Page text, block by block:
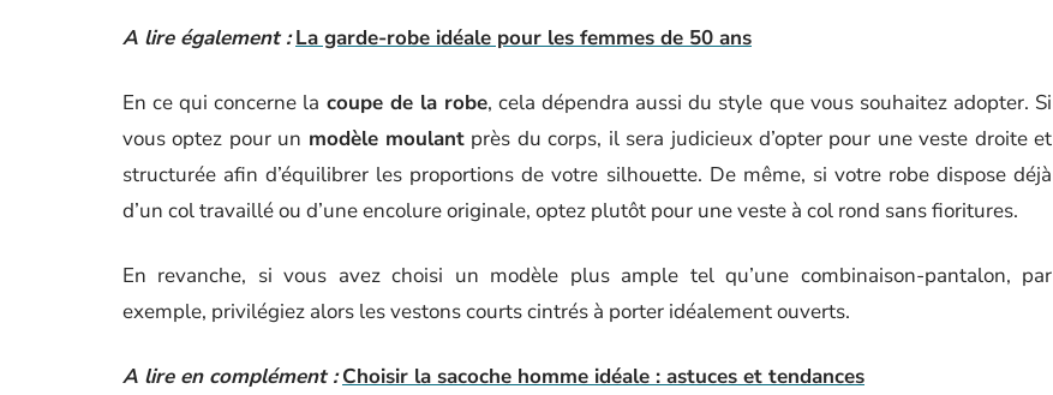
A lire également : La garde-robe idéale pour les femmes de 50 ans
En ce qui concerne la coupe de la robe, cela dépendra aussi du style que vous souhaitez adopter. Si
vous optez pour un modèle moulant près du corps, il sera judicieux d’opter pour une veste droite et
structurée afin d’équilibrer les proportions de votre silhouette. De même, si votre robe dispose déjà
d’un col travaillé ou d’une encolure originale, optez plutôt pour une veste à col rond sans fioritures.
En revanche, si vous avez choisi un modèle plus ample tel qu’une combinaison-pantalon, par
exemple, privilégiez alors les vestons courts cintrés à porter idéalement ouverts.
A lire en complément : Choisir la sacoche homme idéale : astuces et tendances